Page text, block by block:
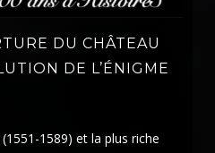
DU CHÂTEAU
DE L’ÉNIGME
1589) et la plus riche